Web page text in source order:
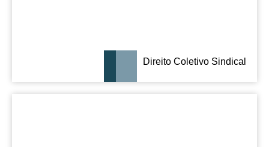
Direito Coletivo Sindical